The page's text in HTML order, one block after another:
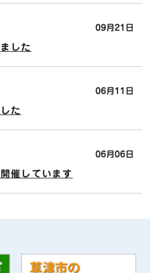
09月21日
した
06月11日
た
06月06日
催しています